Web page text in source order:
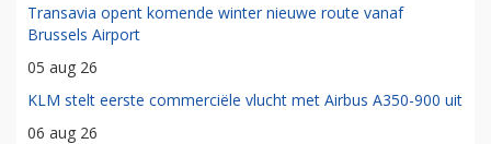
Transavia opent komende winter nieuwe route vanaf
Brussels Airport
05 aug 26
KLM stelt eerste commerciële vlucht met Airbus A350-900 uit
06 aug 26